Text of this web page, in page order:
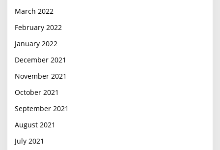
March 2022
February 2022
January 2022
December 2021
November 2021
October 2021
September 2021
August 2021
July 2021